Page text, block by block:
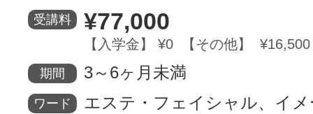
受講料 ¥77,000
【入学金】 ¥0 【その他】 ¥16,500
期間 3～6ヶ月未満
ワード
エステ・フェイシャル、イ